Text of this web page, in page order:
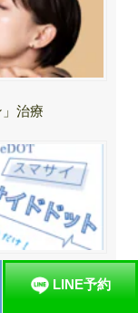
治療
療 LINE予約